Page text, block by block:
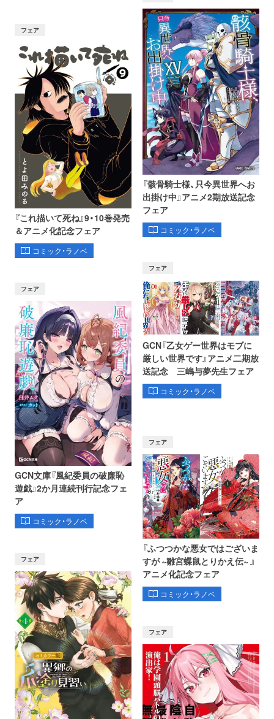
フェア
『これ描いて死ね』9・10巻発売
＆アニメ化記念フェア
コミック・ラノベ
『骸骨騎士様、只今異世界へお
出掛け中』アニメ2期放送記念
フェア
コミック・ラノベ
フェア
GCN文庫『風紀委員の破廉恥
遊戯』2か月連続刊行記念フェ
ア
コミック・ラノベ
フェア
GCN『乙女ゲー世界はモブに
厳しい世界です』アニメ二期放
送記念 三嶋与夢先生フェア
コミック・ラノベ
フェア
フェア
『ふつつかな悪女ではございま
すが ~雛宮蝶鼠とりかえ伝~ 』
アニメ化記念フェア
コミック・ラノベ
フェア